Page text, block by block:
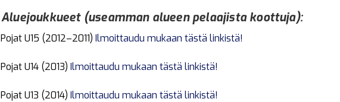
Aluejoukkueet (useamman alueen pelaajista koottuja):
Pojat U15 (2012–2011)Ilmoittaudu mukaan tästä linkistä!
Pojat U14 (2013)Ilmoittaudu mukaan tästä linkistä!
Pojat U13 (2014)Ilmoittaudu mukaan tästä linkistä!